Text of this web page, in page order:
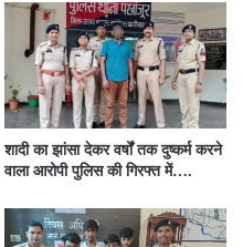
शादी का झांसा देकर वर्षों तक दुष्कर्म करने
वाला आरोपी पुलिस की गिरफ्त में….